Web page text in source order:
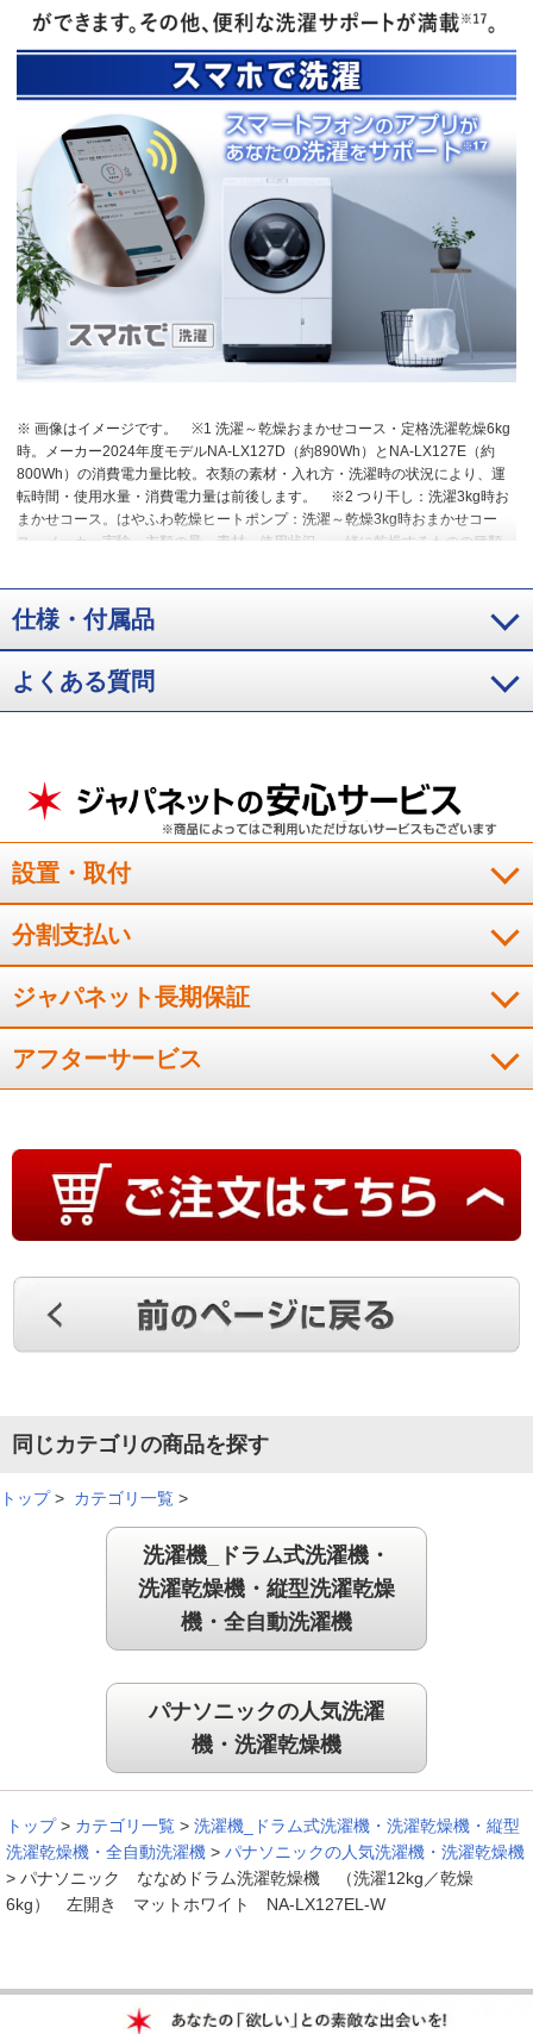
※ 画像はイメージです。
※1 洗濯～乾燥おまかせコース・定格洗濯乾燥6kg
時。メーカー2024年度モデルNA-LX127D（約890Wh）とNA-LX127E（約
800Wh）の消費電力量比較。衣類の素材・入れ方・洗濯時の状況により、運
転時間・使用水量・消費電力量は前後します。
※2 つり干し：洗濯3kg時お
まかせコース。はやふわ乾燥ヒートポンプ：洗濯～乾燥3kg時おまかせコー
ス。メーカー実験。衣類の量、素材、使用状況、一緒に乾燥するものの種類
17%、ポリウレタン3%）、衣類乾燥機NH-D603（洗濯後の衣類3kgを標準コ
ース・ヒーター「強」で運転）と、NA-LX129E（洗濯～乾燥3kg・おまかせ
コース運転）との比較。メーカー実験。使用条件により効果は異なる。
※4
試験方法：菌液付着試験布の生菌数測定、除菌方法：加熱温風による、対象
部位：ドラム内の衣類、結果：菌の減少率99%以上（メーカー換算値）。
熱温水洗浄による、対象部分：ドラム内の衣類、結果：「おまかせ」：3.3、
「約40℃においスッキリ」：1.7。
※7 白物衣類だけを洗ってください。衣
類の素材・量、衣類の汚れ、洗剤の種類、水質、水温、室温などによって効
果は異なります。試験方法：菌液付着試験布の生菌数測定、除菌方法：加熱
高温水、対象部分：ドラム内の衣類、結果：菌の減少率99%以上（メーカー
換算値）。
※8 約15℃洗濯モード（自動）はお買い上げ時オフ設定です。設
定時は所要時間が最大20分長くなります。衣類の素材・量、衣類の汚れ、洗
剤の種類、水質、水温、室温などによって効果は異なります。
※9 泥汚れの
ついたユニフォーム（ポリエステル100%）をおまかせコース（洗濯容量
3kg）で洗濯。メーカー実験。衣類の素材・量、衣類の汚れ、洗剤の種類、水
ーカー実験。衣類の素材・量、衣類の汚れ、洗剤の種類、水質、水温、室温
などによって効果は異なる。
※11 国内家庭用洗濯機において。2023年10月
コース・わが家流プラスコース（NA-LX129E）/わが家流コース（NA-
LX127E）の洗濯・洗濯～乾燥で働きます。洗濯「おまかせ」コース、定格
12kg運転時。通常運転（約68Wh・約32分）とAIエコナビ運転（約62Wh・約
29分）の比較で、消費電力量最大8%、運転時間最大9%削減。
菌】試験方法：外槽に取り付けた菌液付着プレートの生菌数測定、除菌方
法］外槽に取り付けた培地付着プレートの黒カビ抑制率測定［黒カビ抑制方
法］「自動槽洗浄」による［対象部分］外槽［試験結果］黒カビの抑制率
99%以上（メーカー換算値）。
※16 自動槽洗浄・自動槽乾燥はお買い上げ
み」・「仕上がりアップ」・「しっかりすすぎ」・「省エネ乾燥」のすすぎ
LX125E・LX113E：おまかせコース・わたし流（NA-LX127Eはわが家流）コ
え、運転時間が約3分長くなります。
※17 常時インターネット接続が可能な
環境が必要です。「スマホで洗濯」アプリは無料です。ダウンロードおよび
サービスのご利用には通信費がかかります。Android™OSバージョン9以上、
日現在）ただし、すべてのスマートフォンで、アプリの動作に保証を与える
ものではありません。また、「スマホで洗濯」アプリはタブレット端末には
取扱説明書をご確認ください。
仕様・付属品
よくある質問
設置・取付
分割支払い
ジャパネット長期保証
アフターサービス
同じカテゴリの商品を探す
トップ> カテゴリ一覧 >
洗濯機_ドラム式洗濯機・
洗濯乾燥機・縦型洗濯乾燥
機・全自動洗濯機
パナソニックの人気洗濯
機・洗濯乾燥機
トップ > カテゴリ一覧 > 洗濯機_ドラム式洗濯機・洗濯乾燥機・縦型
洗濯乾燥機・全自動洗濯機 > パナソニックの人気洗濯機・洗濯乾燥機
> パナソニック ななめドラム洗濯乾燥機 （洗濯12kg／乾燥
6kg） 左開き マットホワイト NA-LX127EL-W